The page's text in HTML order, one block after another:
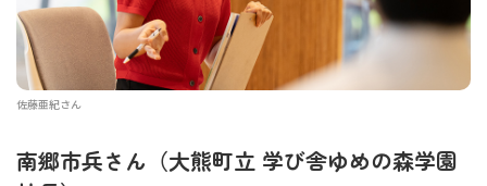
佐藤亜紀さん
南郷市兵さん（大熊町立 学び舎ゆめの森学園